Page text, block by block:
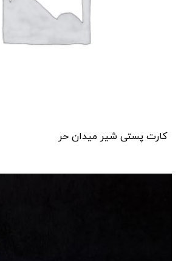
کارت پستی شیر میدان حر